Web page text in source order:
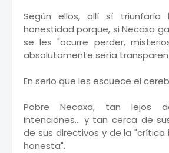
Según ellos, allí sí
honestidad porque, si Necaxa
se les "ocurre perder,
absolutamente sería
En serio que les escuece el
Pobre Necaxa, tan lejos
intenciones... y tan cerca de
de sus directivos y de la
honesta".